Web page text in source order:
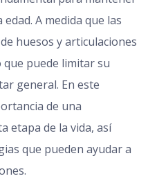
A medida que las
huesos y articulaciones
puede limitar su
general. En este
de una
etapa de la vida, así
que pueden ayudar a